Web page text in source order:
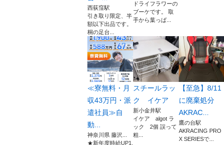
西荻窪駅
引き取り限定、半
額以下出品です。
桐の足台...
ドライフラワーの
ブーケです。 取
手から葉っぱ...
≪寮無料・月
収43万円・派
遣社員≫自
動...
神奈川県 藤沢...
★新年度時給UP1,
スチールラッ
ク イケア
新小金井駅
イケア algot ラ
ック 2個 誤って
粗...
【至急】8/11
に廃棄処分
AKRAC...
鷹の台駅
AKRACING PRO
X SERIESで...